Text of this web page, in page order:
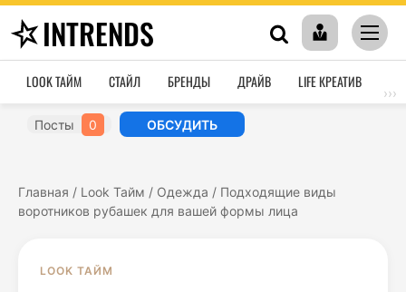
INTRENDS
LOOK ТАЙМ СТАЙЛ БРЕНДЫ ДРАЙВ LIFE КРЕАТИВ
›››
Посты 0 ОБСУДИТЬ
Главная / Look Тайм / Одежда / Подходящие виды
воротников рубашек для вашей формы лица
LOOK ТАЙМ